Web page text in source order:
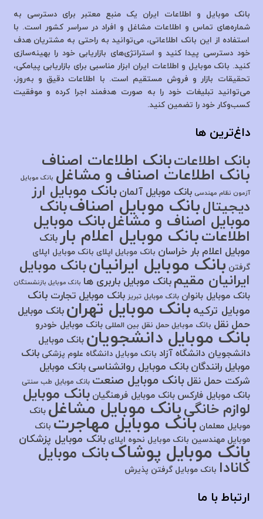
بانک موبایل و اطلاعات ایران یک منبع معتبر برای دسترسی به
شماره‌های تماس و اطلاعات مشاغل و افراد در سراسر کشور است. با
استفاده از این بانک اطلاعاتی، می‌توانید به راحتی به مشتریان هدف
خود دسترسی پیدا کنید و استراتژی‌های بازاریابی خود را بهینه‌سازی
کنید. بانک موبایل و اطلاعات ایران ابزار مناسبی برای بازاریابی پیامکی،
تحقیقات بازار و فروش مستقیم است. با اطلاعات دقیق و به‌روز،
می‌توانید تبلیغات خود را به صورت هدفمند اجرا کرده و موفقیت
کسب‌وکار خود را تضمین کنید.
داغ‌ترین ها
بانک اطلاعاتبانک اطلاعات اصناف
بانک اطلاعات اصناف و مشاغل بانک موبایل
آزمون نظام مهندسی بانک موبایل آلمان بانک موبایل ارز
دیجیتالبانک موبایل اصنافبانک
موبایل اصناف و مشاغلبانک موبایل
اطلاعاتبانک موبایل اعلام باربانک
موبایل اعلام بار خراسان بانک موبایل اپلای بانک موبایل اپلای
گرفتن بانک موبایل ایرانیانبانک موبایل
ایرانیان مقیم بانک موبایل باربری ها بانک موبایل بازنشستگان
بانک موبایل بانوان بانک موبایل تبریز بانک موبایل تجارت بانک
موبایل ترکیه بانک موبایل تهران بانک موبایل
حمل نقل بانک موبایل حمل نقل بین المللی بانک موبایل خودرو
بانک موبایل دانشجویان بانک موبایل
دانشجویان دانشگاه آزاد بانک موبایل دانشگاه علوم پزشکی بانک
موبایل رانندگان بانک موبایل روانشناسی بانک موبایل
شرکت حمل نقل بانک موبایل صنعت بانک موبایل طب سنتی
بانک موبایل فارکس بانک موبایل فرهنگیان بانک موبایل
لوازم خانگیبانک موبایل مشاغلبانک
موبایل معلمان بانک موبایل مهاجرت بانک
موبایل مهندسین بانک موبایل نحوه اپلای بانک موبایل پزشکان
بانک موبایل پوشاکبانک موبایل
کانادا بانک موبایل گرفتن پذیرش
ارتباط با ما